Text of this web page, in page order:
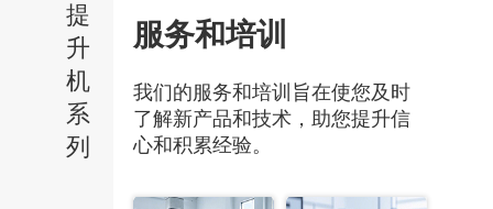
提
升
机
系
列
服务和培训
我们的服务和培训旨在使您及时
了解新产品和技术，助您提升信
心和积累经验。